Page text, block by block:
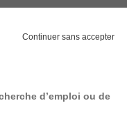
votre recherche
Continuer sans accepter
d’emploi ou de